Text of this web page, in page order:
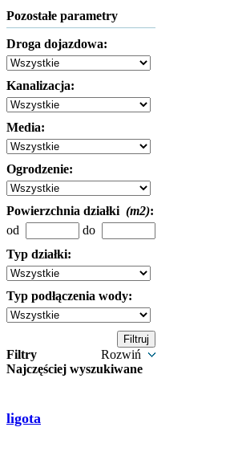
Pozostałe parametry
Droga dojazdowa:
Kanalizacja:
Media:
Ogrodzenie:
Powierzchnia działki (m2):
od
do
Typ działki:
Typ podłączenia wody:
Filtry
Rozwiń
Najczęściej wyszukiwane
ligota